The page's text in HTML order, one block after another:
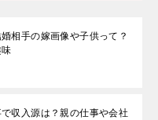
相手の嫁画像や子供って？
収入源は？親の仕事や会社